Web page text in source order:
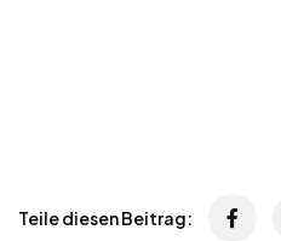
Teile diesen Beitrag: